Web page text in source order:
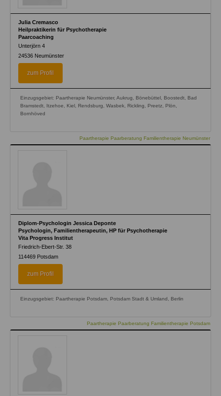
Julia Cremasco
Heilpraktikerin für Psychotherapie
Paarcoaching
Unterjörn 4
24536 Neumünster
zum Profil
Einzugsgebiet: Paartherapie Neumünster, Aukrug, Bönebüttel, Boostedt, Bad
Bramstedt, Itzehoe, Kiel, Rendsburg, Wasbek, Rickling, Preetz, Plön,
Bornhöved
Paartherapie Paarberatung Familientherapie Neumünster
Diplom-Psychologin Jessica Deponte
Psychologin, Familientherapeutin, HP für Psychotherapie
Vita Progress Institut
Friedrich-Ebert-Str. 38
114469 Potsdam
zum Profil
Einzugsgebiet: Paartherapie Potsdam, Potsdam Stadt & Umland, Berlin
Paartherapie Paarberatung Familientherapie Potsdam